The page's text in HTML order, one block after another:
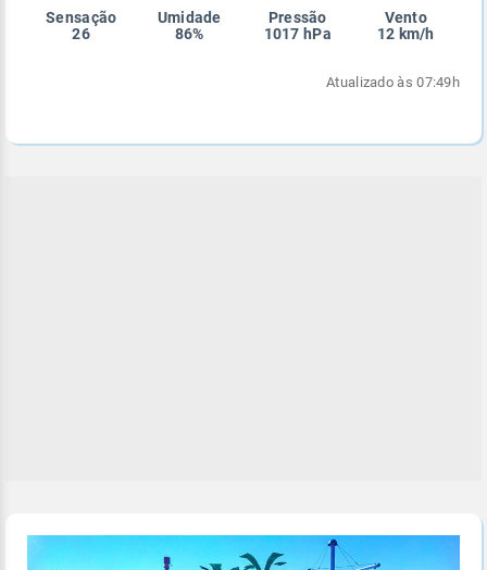
Sensação
26
Umidade
86%
Pressão
1017 hPa
Vento
12 km/h
Atualizado às 07:49h
Enviar
Enviar
Enviar
Enviar
Enviar